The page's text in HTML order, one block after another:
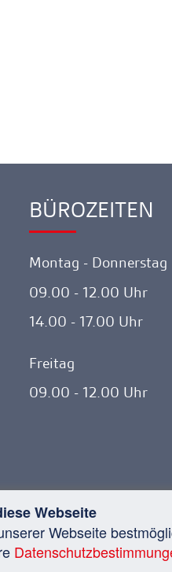
Webseite
Webseite
Ankerlink
BÜROZEITEN
Montag - Donnerstag
09.00 - 12.00 Uhr
14.00 - 17.00 Uhr
Freitag
09.00 - 12.00 Uhr